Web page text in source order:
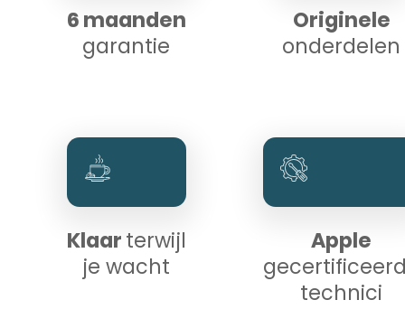
6 maanden
garantie
Originele
onderdelen
Klaarterwijl
je wacht
Apple
technici